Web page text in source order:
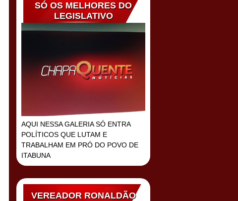
SÓ OS MELHORES DO
LEGISLATIVO
AQUI NESSA GALERIA SÓ ENTRA
POLÍTICOS QUE LUTAM E
TRABALHAM EM PRÓ DO POVO DE
ITABUNA
VEREADOR RONALDÃO